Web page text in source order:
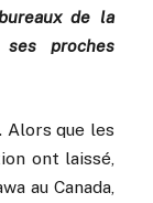
de la
proches
Alors que les
ont laissé,
au Canada,